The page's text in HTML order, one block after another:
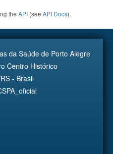
the API (see API Docs).
da Saúde de Porto Alegre
Centro Histórico
- Brasil